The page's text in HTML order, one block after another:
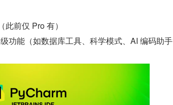
前仅 Pro 有）
功能（如数据库工具、科学模式、AI 编码助